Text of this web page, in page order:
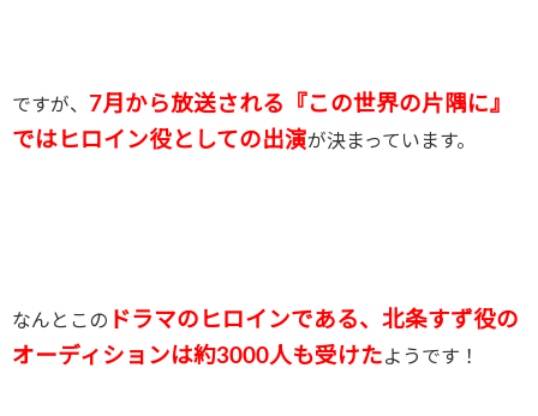
ですが、
7月から放送される『この世界の片隅に』
ではヒロイン役としての出演が決まっています。
なんとこの ドラマのヒロインである、北条すず役の
オーディションは約3000人も受けたようです！